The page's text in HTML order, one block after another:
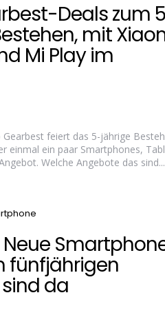
Deals zum
mit
Mi Play im
Gearbest feiert das 5-jährige
einmal ein paar Smartphones,
Welche Angebote das sind...
Neue
fünfjährigen
da